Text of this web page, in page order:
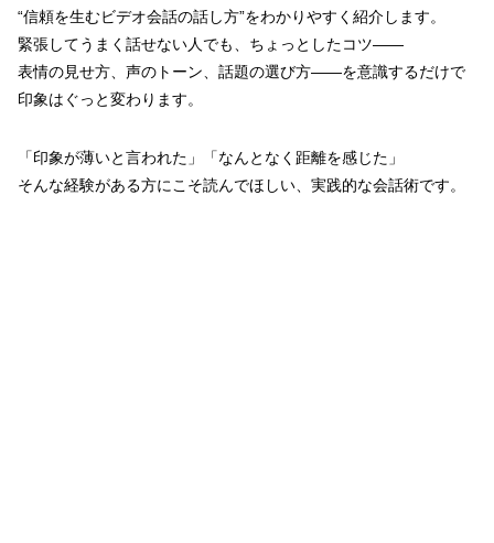
“信頼を生むビデオ会話の話し方”をわかりやすく紹介します。
緊張してうまく話せない人でも、ちょっとしたコツ――
表情の見せ方、声のトーン、話題の選び方――を意識するだけで
印象はぐっと変わります。
「印象が薄いと言われた」「なんとなく距離を感じた」
そんな経験がある方にこそ読んでほしい、実践的な会話術です。